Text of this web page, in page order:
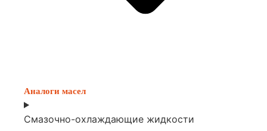
Аналоги масел
Смазочно-охлаждающие жидкости